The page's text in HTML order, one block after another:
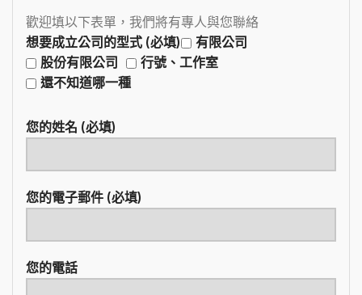
歡迎填以下表單，我們將有專人與您聯絡
想要成立公司的型式 (必填)
有限公司
股份有限公司
行號、工作室
還不知道哪一種
您的姓名 (必填)
您的電子郵件 (必填)
您的電話